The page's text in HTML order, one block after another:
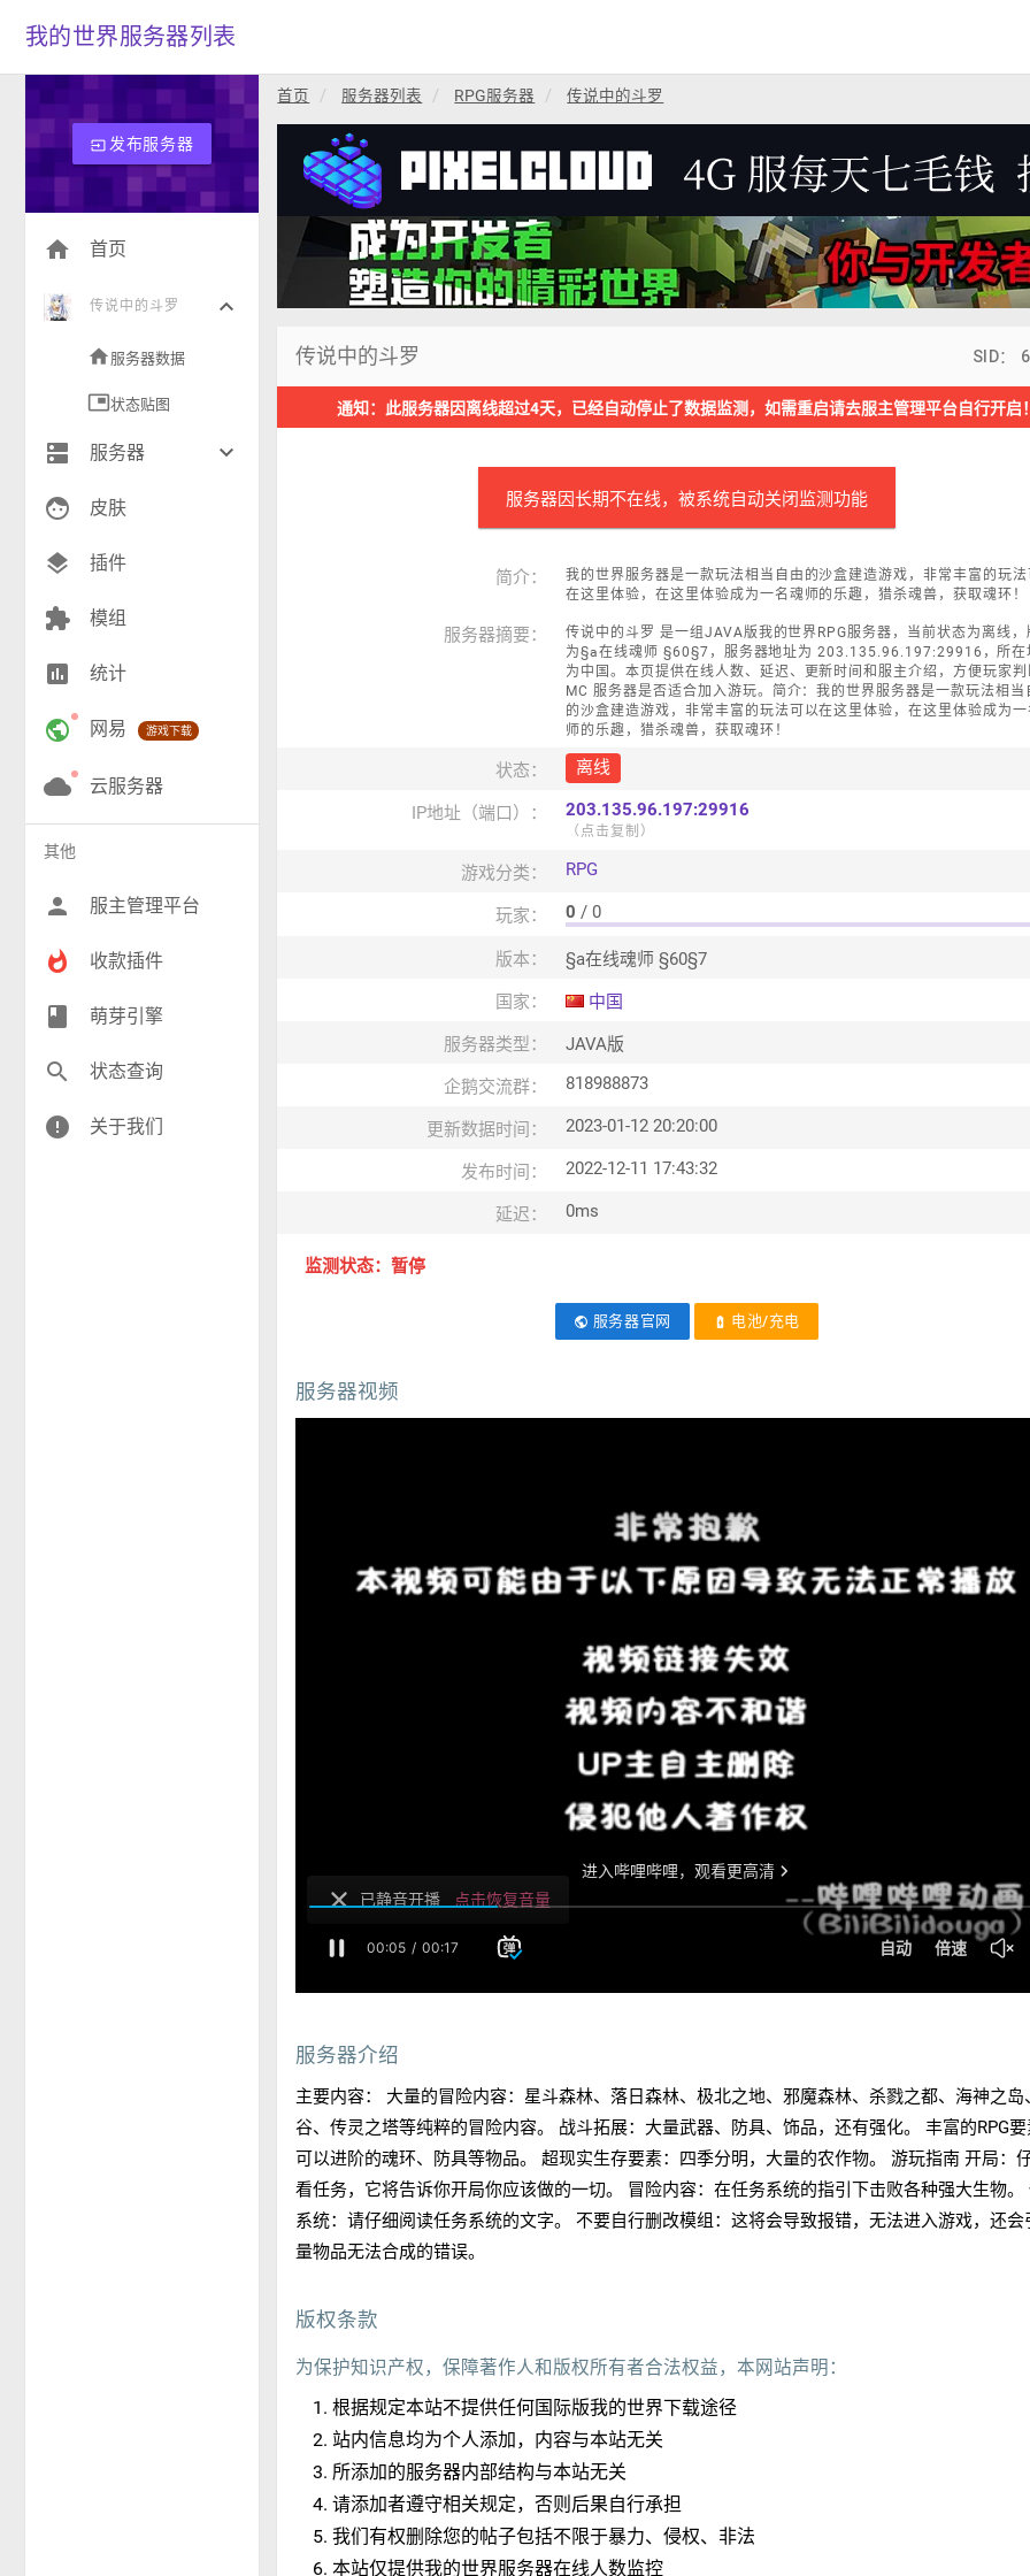
我的世界服务器列表
input发布服务器
home 首页
传说中的斗罗 keyboard_arrow_down
home 服务器数据
picture_in_picture状态贴图
dns 服务器 keyboard_arrow_down
生存(268)
创造(10)
RPG(197)
小游戏(16)
神奇宝贝(26)
工业(10)
face 皮肤
layers 插件
extension 模组
insert_chart 统计
public 网易 游戏下载
cloud 云服务器
其他
person 服主管理平台
whatshot 收款插件
class 萌芽引擎
search 状态查询
error 关于我们
首页 服务器列表 RPG服务器 传说中的斗罗
传说中的斗罗 SID：
通知：此服务器因离线超过4天，已经自动停止了数据监测，如需重启请去服主管理平台自行开启！
服务器因长期不在线，被系统自动关闭监测功能
简介：
我的世界服务器是一款玩法相当自由的沙盒建造游戏，非常丰富的玩法
在这里体验，在这里体验成为一名魂师的乐趣，猎杀魂兽，获取魂环！
服务器摘要：
传说中的斗罗 是一组JAVA版我的世界RPG服务器，当前状态为离线，
为§a在线魂师 §60§7，服务器地址为 203.135.96.197:29916，所在
为中国。本页提供在线人数、延迟、更新时间和服主介绍，方便玩家判
MC 服务器是否适合加入游玩。简介：我的世界服务器是一款玩法相当
的沙盒建造游戏，非常丰富的玩法可以在这里体验，在这里体验成为一
师的乐趣，猎杀魂兽，获取魂环！
状态： 离线
IP地址（端口）： 203.135.96.197:29916
（点击复制）
游戏分类： RPG
玩家： 0 / 0
版本： §a在线魂师 §60§7
国家： 中国
服务器类型： JAVA版
企鹅交流群： 818988873
更新数据时间： 2023-01-12 20:20:00
发布时间： 2022-12-11 17:43:32
延迟： 0ms
监测状态：暂停
public 服务器官网 battery_charging_full 电池/充电
服务器视频
服务器介绍
主要内容： 大量的冒险内容：星斗森林、落日森林、极北之地、邪魔森林、杀戮之都、海神之岛
谷、传灵之塔等纯粹的冒险内容。 战斗拓展：大量武器、防具、饰品，还有强化。 丰富的RPG要
可以进阶的魂环、防具等物品。 超现实生存要素：四季分明，大量的农作物。 游玩指南 开局：
看任务，它将告诉你开局你应该做的一切。 冒险内容：在任务系统的指引下击败各种强大生物。
系统：请仔细阅读任务系统的文字。 不要自行删改模组：这将会导致报错，无法进入游戏，还会
量物品无法合成的错误。
版权条款
为保护知识产权，保障著作人和版权所有者合法权益，本网站声明：
根据规定本站不提供任何国际版我的世界下载途径
站内信息均为个人添加，内容与本站无关
所添加的服务器内部结构与本站无关
请添加者遵守相关规定，否则后果自行承担
我们有权删除您的帖子包括不限于暴力、侵权、非法
本站仅提供我的世界服务器在线人数监控